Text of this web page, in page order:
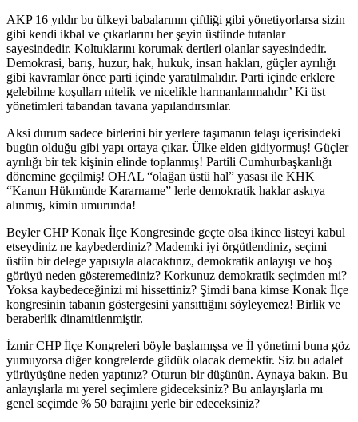
AKP 16 yıldır bu ülkeyi babalarının çiftliği gibi yönetiyorlarsa sizin
gibi kendi ikbal ve çıkarlarını her şeyin üstünde tutanlar
sayesindedir. Koltuklarını korumak dertleri olanlar sayesindedir.
Demokrasi, barış, huzur, hak, hukuk, insan hakları, güçler ayrılığı
gibi kavramlar önce parti içinde yaratılmalıdır. Parti içinde erklere
gelebilme koşulları nitelik ve nicelikle harmanlanmalıdır’ Ki üst
yönetimleri tabandan tavana yapılandırsınlar.
Aksi durum sadece birlerini bir yerlere taşımanın telaşı içerisindeki
bugün olduğu gibi yapı ortaya çıkar. Ülke elden gidiyormuş! Güçler
ayrılığı bir tek kişinin elinde toplanmış! Partili Cumhurbaşkanlığı
dönemine geçilmiş! OHAL “olağan üstü hal” yasası ile KHK
“Kanun Hükmünde Kararname” lerle demokratik haklar askıya
alınmış, kimin umurunda!
Beyler CHP Konak İlçe Kongresinde geçte olsa ikince listeyi kabul
etseydiniz ne kaybederdiniz? Mademki iyi örgütlendiniz, seçimi
üstün bir delege yapısıyla alacaktınız, demokratik anlayışı ve hoş
görüyü neden gösteremediniz? Korkunuz demokratik seçimden mi?
Yoksa kaybedeceğinizi mi hissettiniz? Şimdi bana kimse Konak İlçe
kongresinin tabanın göstergesini yansıttığını söyleyemez! Birlik ve
beraberlik dinamitlenmiştir.
İzmir CHP İlçe Kongreleri böyle başlamışsa ve İl yönetimi buna göz
yumuyorsa diğer kongrelerde güdük olacak demektir. Siz bu adalet
yürüyüşüne neden yaptınız? Oturun bir düşünün. Aynaya bakın. Bu
anlayışlarla mı yerel seçimlere gideceksiniz? Bu anlayışlarla mı
genel seçimde % 50 barajını yerle bir edeceksiniz?